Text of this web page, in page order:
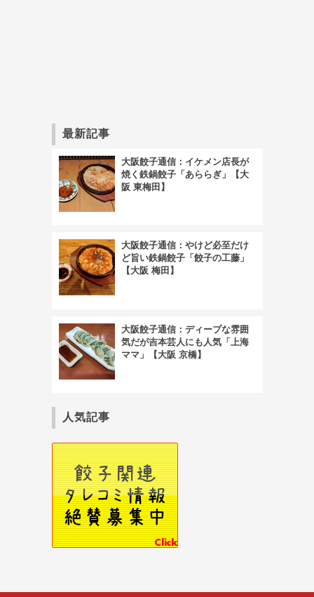
最新記事
大阪餃子通信：イケメン店長が
焼く鉄鍋餃子「あららぎ」【大
阪 東梅田】
大阪餃子通信：やけど必至だけ
ど旨い鉄鍋餃子「餃子の工藤」
【大阪 梅田】
大阪餃子通信：ディープな雰囲
気だが吉本芸人にも人気「上海
ママ」【大阪 京橋】
人気記事